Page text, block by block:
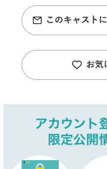
このキャスト
お気